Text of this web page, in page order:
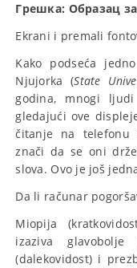
Грешка: Образац
Ekrani i premali
Kako podseća
Njujorka (State
godina, mnogi
gledajući ove
čitanje na telefonu
znači da se oni
slova. Ovo je još
Da li računar
Miopija
izaziva
(dalekovidost) i